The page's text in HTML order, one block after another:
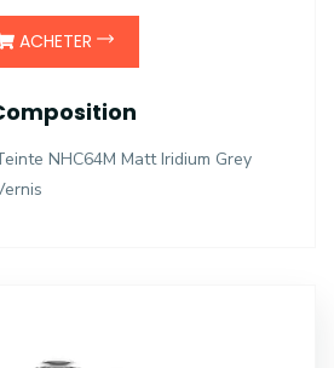
ACHETER
NHC64M Matt Iridium Grey